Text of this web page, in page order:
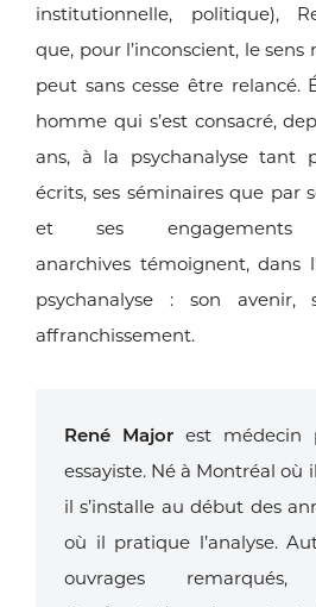
institutionnelle, politique),
que, pour l’inconscient, le sens
peut sanscesse être relancé.
homme qui s’est consacré,
ans, à la psychanalyse tant
écrits, ses séminaires que par
et ses engagements
anarchives témoignent, dans
psychanalyse : son avenir,
affranchissement.
René Major est médecin
essayiste. Né à Montréal où
il s’installe au début des
où il pratique l’analyse.
ouvrages